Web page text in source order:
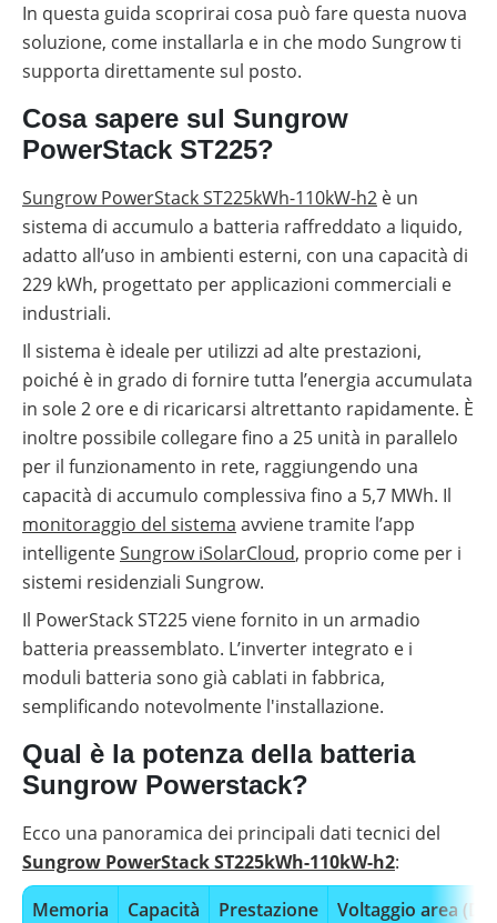
stazioni
di
ricarica
per
veicoli
Calcolatore
di
fotovoltaico
Batterie
compatibili
inverter
fotovoltaici
Tabelle
materiale
fotovoltaico
Cataloghi
Memodo
su
materiale
fotovoltaico
In questa guida scoprirai cosa può fare questa nuova
soluzione, come installarla e in che modo Sungrow ti
supporta direttamente sul posto.
Cosa sapere sul Sungrow
PowerStack ST225?
Sungrow PowerStack ST225kWh-110kW-h2 è un
sistema di accumulo a batteria raffreddato a liquido,
adatto all’uso in ambienti esterni, con una capacità di
229 kWh, progettato per applicazioni commerciali e
industriali.
Il sistema è ideale per utilizzi ad alte prestazioni,
poiché è in grado di fornire tutta l’energia accumulata
in sole 2 ore e di ricaricarsi altrettanto rapidamente. È
inoltre possibile collegare fino a 25 unità in parallelo
per il funzionamento in rete, raggiungendo una
capacità di accumulo complessiva fino a 5,7 MWh. Il
monitoraggio del sistema avviene tramite l’app
intelligenteSungrow iSolarCloud, proprio come per i
sistemi residenziali Sungrow.
Il PowerStack ST225 viene fornito in un armadio
batteria preassemblato. L’inverter integrato e i
moduli batteria sono già cablati in fabbrica,
semplificando notevolmente l'installazione.
Qual è la potenza della batteria
Sungrow Powerstack?
Ecco una panoramica dei principali dati tecnici del
Sungrow PowerStack ST225kWh-110kW-h2:
Memoria
Capacità Prestazione
Voltaggio area (DC)